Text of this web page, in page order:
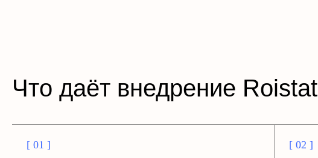
Что даёт внедрение Roistat
[ 01 ] [ 02 ]